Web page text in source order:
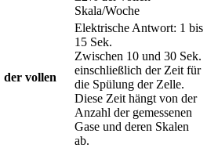
Skala/Woche
der vollen
Elektrische Antwort: 1 bis
15 Sek.
Zwischen 10 und 30 Sek.
einschließlich der Zeit für
die Spülung der Zelle.
Diese Zeit hängt von der
Anzahl der gemessenen
Gase und deren Skalen
ab.